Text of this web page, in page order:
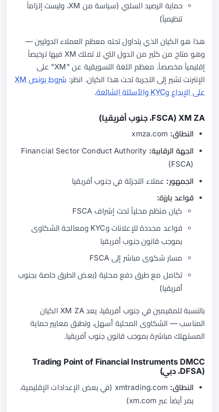
حماية الرصيد السلبي (سياسة من XM، وليست إلزاماً
تنظيمياً)
هذا هو الكيان الذي يتداول تحته معظم العملاء الدوليين —
وهو متاح من كثير من الدول التي لا تملك XM فيها ترخيصاً
إقليمياً مخصصاً. معظم اللغة التسويقية عن "XM" على
الإنترنت تشير إلى التجربة تحت هذا الكيان. انظر:
شروط بونص XM
على الإيداع وKYC والأسئلة الشائعة
.
XM ZA (FSCA، جنوب أفريقيا)
النطاق:
الجهة الرقابية: Financial Sector Conduct Authority
(FSCA)
الجمهور: عملاء التجزئة في جنوب أفريقيا
قواعد بارزة:
كيان منظم محلياً تحت إشراف FSCA
قواعد محددة للإعلانات وKYC ومعالجة الشكاوى
بموجب قانون جنوب أفريقيا
مسار شكوى مباشر إلى FSCA
تكامل مع طرق دفع محلية (بعض الطرق خاصة بجنوب
أفريقيا)
بالنسبة للمقيمين في جنوب أفريقيا، يعد XM ZA الكيان
المناسب — الشكاوى المحلية أسهل، وتطبق معايير حماية
المستهلك مباشرة بموجب قانون جنوب أفريقيا.
Trading Point of Financial Instruments DMCC
(DFSA، دبي)
النطاق:
xmtrading.com (في بعض الإعدادات الإقليمية،
يمر أيضاً عبر xm.com)